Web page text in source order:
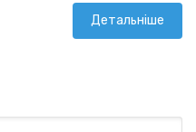
Детальніше